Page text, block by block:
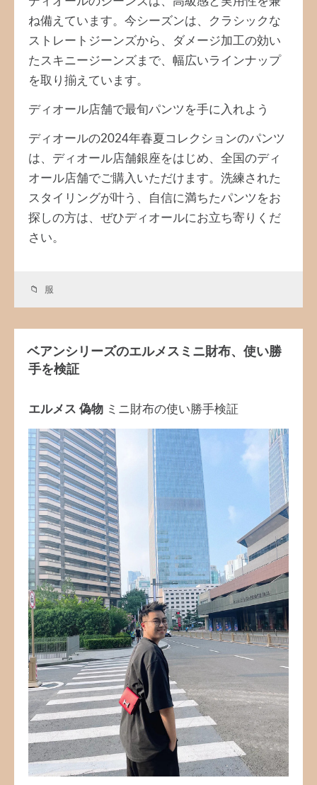
ね備えています。今シーズンは、クラシックな
ストレートジーンズから、ダメージ加工の効い
たスキニージーンズまで、幅広いラインナップ
を取り揃えています。
ディオール店舗で最旬パンツを手に入れよう
ディオールの2024年春夏コレクションのパンツ
は、ディオール店舗銀座をはじめ、全国のディ
オール店舗でご購入いただけます。洗練された
スタイリングが叶う、自信に満ちたパンツをお
探しの方は、ぜひディオールにお立ち寄りくだ
さい。
服
ベアンシリーズのエルメスミニ財布、使い勝
手を検証
エルメス 偽物 ミニ財布の使い勝手検証